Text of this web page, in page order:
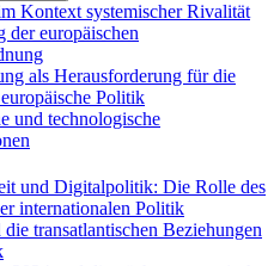
Kontext systemischer Rivalität
der europäischen
als Herausforderung für die
Politik
und technologische
und Digitalpolitik: Die Rolle des
internationalen Politik
transatlantischen Beziehungen